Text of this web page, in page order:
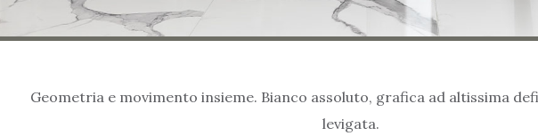
Geometria e movimento insieme. Bianco assoluto, grafica ad altissima
levigata.